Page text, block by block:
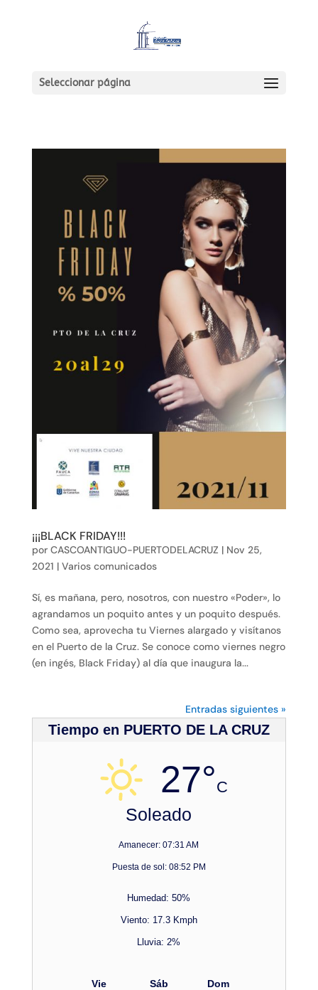
Seleccionar página
¡¡¡BLACK FRIDAY!!!
por CASCOANTIGUO-PUERTODELACRUZ | Nov 25,
2021 | Varios comunicados
Sí, es mañana, pero, nosotros, con nuestro «Poder», lo
agrandamos un poquito antes y un poquito después.
Como sea, aprovecha tu Viernes alargado y visítanos
en el Puerto de la Cruz. Se conoce como viernes negro
(en ingés, Black Friday) al día que inaugura la...
Entradas siguientes »
Tiempo en PUERTO DE LA CRUZ
27°C
Soleado
Amanecer: 07:31 AM
Puesta de sol: 08:52 PM
Humedad: 50%
Viento: 17.3 Kmph
Lluvia: 2%
Vie Sáb Dom